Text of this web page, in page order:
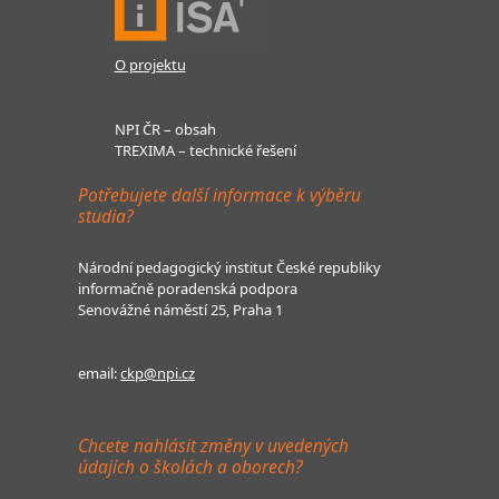
O projektu
NPI ČR – obsah
TREXIMA – technické řešení
Potřebujete další informace k výběru
studia?
Národní pedagogický institut České republiky
informačně poradenská podpora
Senovážné náměstí 25, Praha 1
email:ckp@npi.cz
Chcete nahlásit změny v uvedených
údajích o školách a oborech?